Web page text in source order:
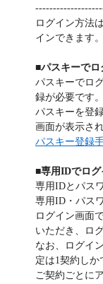
ログイン方法
インできます。
■パスキーでロ
パスキーでロ
録が必要です。
パスキーを登
画面が表示さ
パスキー登録
■専用IDでログ
専用IDとパス
専用ID・パス
ログイン画面
いただき、ロ
なお、ログイ
定は1契約しか
ご契約ごとに